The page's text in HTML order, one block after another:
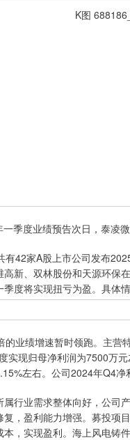
度业绩预告次日，泰凌微
42家A股上市公司发布
新、双林股份和天源环保
度将实现扭亏为盈。具体
业绩增速暂时领跑。主营
实现归母净利润为7500万
左右。公司2024年Q4净
业需求整体向好，公司
，盈利能力增强。募投项
，实现盈利。海上风电铸